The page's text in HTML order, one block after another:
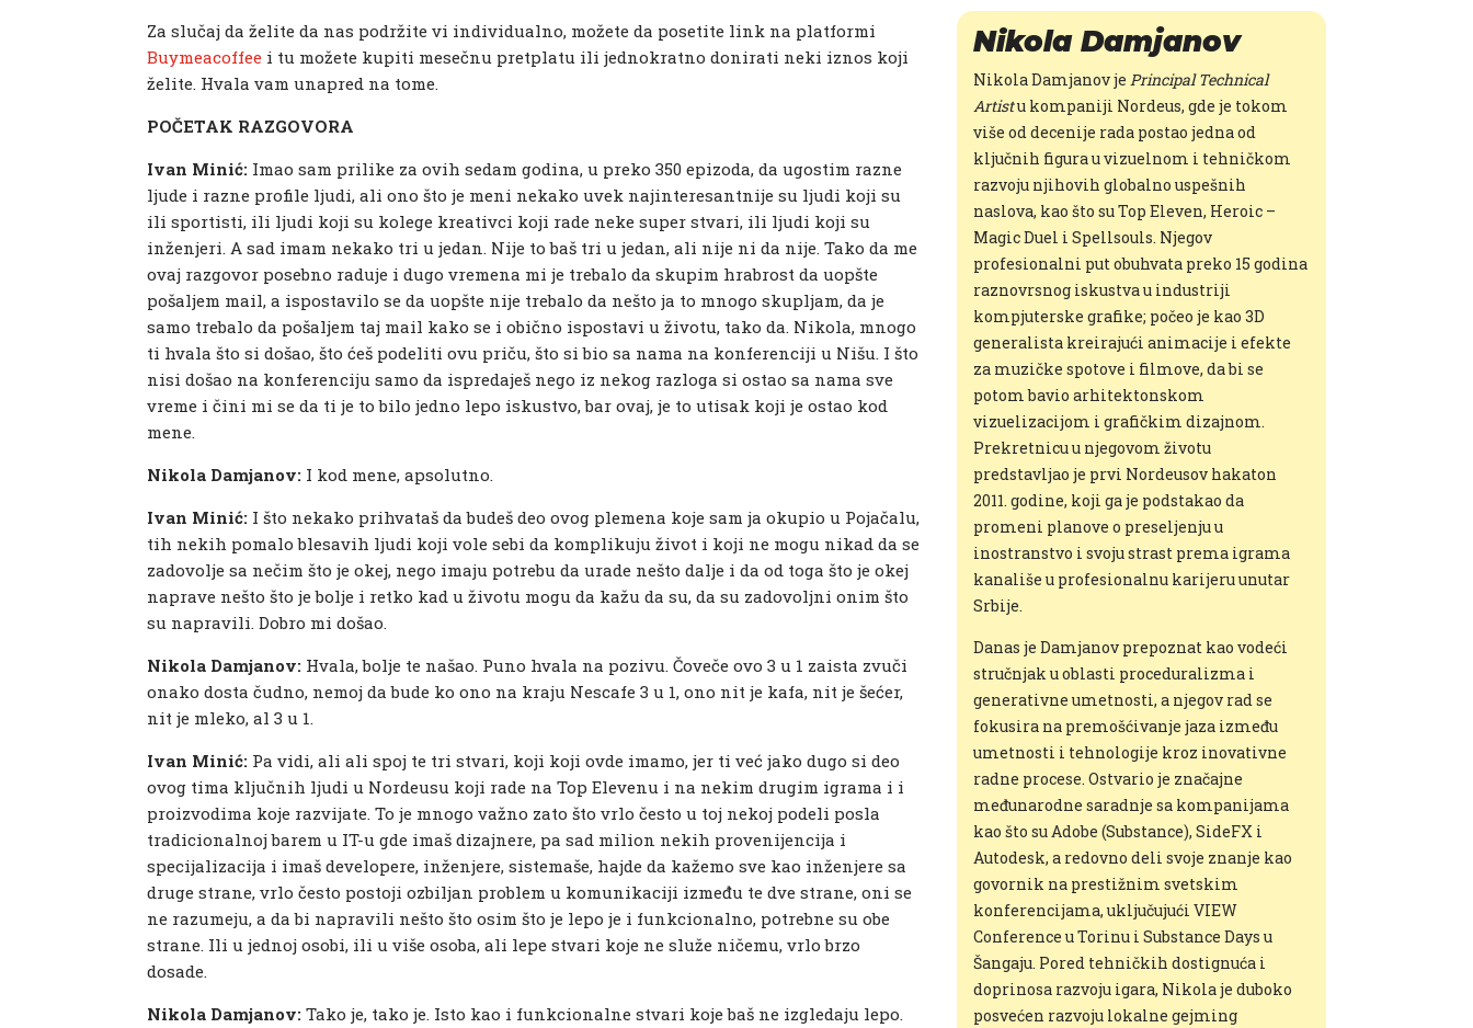
Za slučaj da želite da nas podržite vi individualno, možete da posetite link na platformi
Buymeacoffee i tu možete kupiti mesečnu pretplatu ili jednokratno donirati neki iznos koji
želite. Hvala vam unapred na tome.
POČETAK RAZGOVORA
Ivan Minić: Imao sam prilike za ovih sedam godina, u preko 350 epizoda, da ugostim razne
ljude i razne profile ljudi, ali ono što je meni nekako uvek najinteresantnije su ljudi koji su
ili sportisti, ili ljudi koji su kolege kreativci koji rade neke super stvari, ili ljudi koji su
inženjeri. A sad imam nekako tri u jedan. Nije to baš tri u jedan, ali nije ni da nije. Tako da me
ovaj razgovor posebno raduje i dugo vremena mi je trebalo da skupim hrabrost da uopšte
pošaljem mail, a ispostavilo se da uopšte nije trebalo da nešto ja to mnogo skupljam, da je
samo trebalo da pošaljem taj mail kako se i obično ispostavi u životu, tako da. Nikola, mnogo
ti hvala što si došao, što ćeš podeliti ovu priču, što si bio sa nama na konferenciji u Nišu. I što
nisi došao na konferenciju samo da ispredaješ nego iz nekog razloga si ostao sa nama sve
vreme i čini mi se da ti je to bilo jedno lepo iskustvo, bar ovaj, je to utisak koji je ostao kod
mene.
Nikola Damjanov: I kod mene, apsolutno.
Ivan Minić: I što nekako prihvataš da budeš deo ovog plemena koje sam ja okupio u Pojačalu,
tih nekih pomalo blesavih ljudi koji vole sebi da komplikuju život i koji ne mogu nikad da se
zadovolje sa nečim što je okej, nego imaju potrebu da urade nešto dalje i da od toga što je okej
naprave nešto što je bolje i retko kad u životu mogu da kažu da su, da su zadovoljni onim što
su napravili. Dobro mi došao.
Nikola Damjanov: Hvala, bolje te našao. Puno hvala na pozivu. Čoveče ovo 3 u 1 zaista zvuči
onako dosta čudno, nemoj da bude ko ono na kraju Nescafe 3 u 1, ono nit je kafa, nit je šećer,
nit je mleko, al 3 u 1.
Ivan Minić: Pa vidi, ali ali spoj te tri stvari, koji koji ovde imamo, jer ti već jako dugo si deo
ovog tima ključnih ljudi u Nordeusu koji rade na Top Elevenu i na nekim drugim igrama i i
proizvodima koje razvijate. To je mnogo važno zato što vrlo često u toj nekoj podeli posla
tradicionalnoj barem u IT-u gde imaš dizajnere, pa sad milion nekih provenijencija i
specijalizacija i imaš developere, inženjere, sistemaše, hajde da kažemo sve kao inženjere sa
druge strane, vrlo često postoji ozbiljan problem u komunikaciji između te dve strane, oni se
ne razumeju, a da bi napravili nešto što osim što je lepo je i funkcionalno, potrebne su obe
strane. Ili u jednoj osobi, ili u više osoba, ali lepe stvari koje ne služe ničemu, vrlo brzo
dosade.
Nikola Damjanov:Tako je, tako je. Isto kao i funkcionalne stvari koje baš ne izgledaju lepo.
Nikola Damjanov
Nikola Damjanov je Principal Technical
Artistu kompaniji Nordeus, gde je tokom
više od decenije rada postao jedna od
ključnih figura u vizuelnom i tehničkom
razvoju njihovih globalno uspešnih
naslova, kao što su Top Eleven, Heroic –
Magic Duel i Spellsouls. Njegov
profesionalni put obuhvata preko 15 godina
raznovrsnog iskustva u industriji
kompjuterske grafike; počeo je kao 3D
generalista kreirajući animacije i efekte
za muzičke spotove i filmove, da bi se
potom bavio arhitektonskom
vizuelizacijom i grafičkim dizajnom.
Prekretnicu u njegovom životu
predstavljao je prvi Nordeusov hakaton
2011. godine, koji ga je podstakao da
promeni planove o preseljenju u
inostranstvo i svoju strast prema igrama
kanališe u profesionalnu karijeru unutar
Srbije.
Danas je Damjanov prepoznat kao vodeći
stručnjak u oblasti proceduralizma i
generativne umetnosti, a njegov rad se
fokusira na premošćivanje jaza između
umetnosti i tehnologije kroz inovativne
radne procese. Ostvario je značajne
međunarodne saradnje sa kompanijama
kao što su Adobe (Substance), SideFX i
Autodesk, a redovno deli svoje znanje kao
govornik na prestižnim svetskim
konferencijama, uključujući VIEW
Conference u Torinu i Substance Days u
Šangaju. Pored tehničkih dostignuća i
doprinosa razvoju igara, Nikola je duboko
posvećen razvoju lokalne gejming